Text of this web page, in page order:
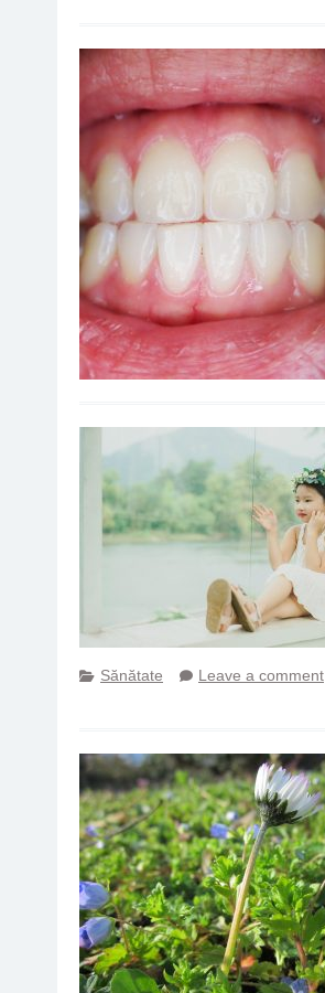
Sănătate Leave a comment